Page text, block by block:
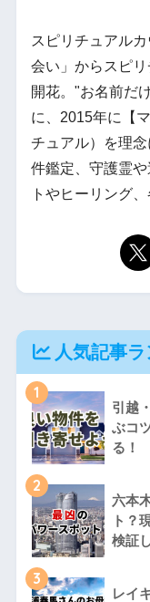
スピリチュアル
会い」からスピ
開花。"お名前だ
に、2015年に【
チュアル）を理
件鑑定、守護霊
トやヒーリング
人気記事
1
引越
ぶコ
る！
2
六本
ト？
検証
3
レイ